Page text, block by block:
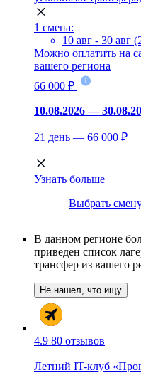
1 смена:
10 авг - 30 авг
Можно оплатить на
вашего региона
66 000 ₽
10.08.2026 —
21 день — 66 000 ₽
Узнать больше
Выбрать
В данном регионе
приведен список
трансфер из вашего
Не нашел, что ищу
4.9 80 отзывов
Летний IT-клуб